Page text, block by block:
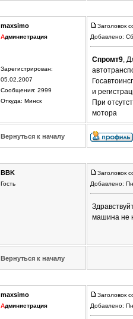
maxsimo
Администрация
Зарегистрирован:
05.02.2007
Сообщения: 2999
Откуда: Минск
Заголовок
Добавлено:
Спромт9,
и
При
мотора
Вернуться к началу
BBK
Гость
Заголовок
Добавлено:
машина не
Вернуться к началу
maxsimo
Администрация
Заголовок
Добавлено: